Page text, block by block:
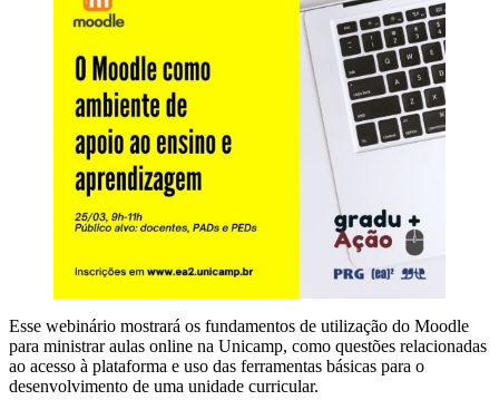
Esse webinário mostrará os fundamentos de utilização do Moodle
para ministrar aulas online na Unicamp, como questões relacionadas
ao acesso à plataforma e uso das ferramentas básicas para o
desenvolvimento de uma unidade curricular.